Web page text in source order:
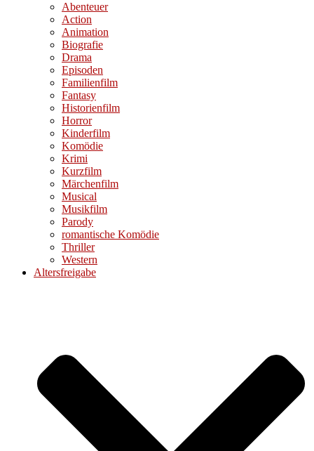
Abenteuer
Action
Animation
Biografie
Drama
Episoden
Familienfilm
Fantasy
Historienfilm
Horror
Kinderfilm
Komödie
Krimi
Kurzfilm
Märchenfilm
Musical
Musikfilm
Parody
romantische Komödie
Thriller
Western
Altersfreigabe